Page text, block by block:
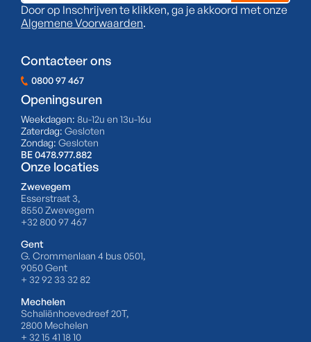
Door op Inschrijven te klikken, ga je akkoord met onze
Algemene Voorwaarden.
Contacteer ons
0800 97 467
Openingsuren
Weekdagen: 8u-12u en 13u-16u
Zaterdag: Gesloten
Zondag: Gesloten
BE 0478.977.882
Onze locaties
Zwevegem
Esserstraat 3,
8550 Zwevegem
+32 800 97 467
Gent
G. Crommenlaan 4 bus 0501,
9050 Gent
+ 32 92 33 32 82
Mechelen
Schaliënhoevedreef 20T,
2800 Mechelen
+ 32 15 41 18 10